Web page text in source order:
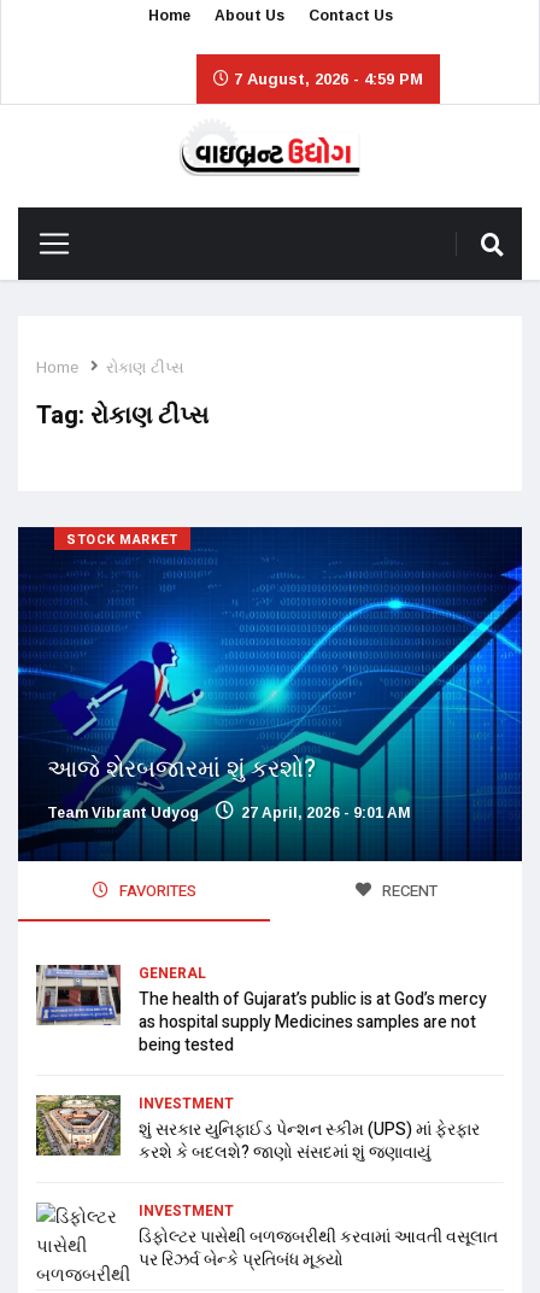
Home About Us Contact Us
7 August, 2026 - 4:59 PM
Home રોકાણ ટીપ્સ
Tag: રોકાણ ટીપ્સ
STOCK MARKET
આજે શેરબજારમાં શું કરશો?
Team Vibrant Udyog 27 April, 2026 - 9:01 AM
FAVORITES RECENT
GENERAL
The health of Gujarat’s public is at God’s mercy
as hospital supply Medicines samples are not
being tested
INVESTMENT
શું સરકાર યુનિફાઈડ પેન્શન સ્કીમ (UPS) માં ફેરફાર
કરશે કે બદલશે? જાણો સંસદમાં શું જણાવાયું
INVESTMENT
ડિફોલ્ટર પાસેથી બળજબરીથી કરવામાં આવતી વસૂલાત
પર રિઝર્વ બેન્કે પ્રતિબંધ મૂક્યો